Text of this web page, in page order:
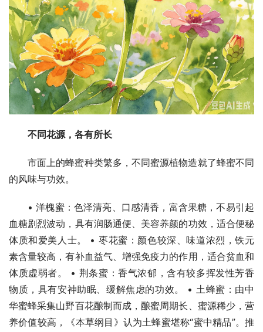
不同花源，各有所长
市面上的蜂蜜种类繁多，不同蜜源植物造就了蜂蜜不同
的风味与功效。
• 洋槐蜜：色泽清亮、口感清香，富含果糖，不易引起
血糖剧烈波动，具有润肠通便、美容养颜的功效，适合便秘
体质和爱美人士。 • 枣花蜜：颜色较深、味道浓烈，铁元
素含量较高，有补血益气、增强免疫力的作用，适合贫血和
体质虚弱者。 • 荆条蜜：香气浓郁，含有较多挥发性芳香
物质，具有安神助眠、缓解焦虑的功效。 • 土蜂蜜：由中
华蜜蜂采集山野百花酿制而成，酿蜜周期长、蜜源稀少，营
养价值较高，《本草纲目》认为土蜂蜜堪称“蜜中精品”。推